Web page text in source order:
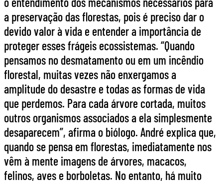
a preservação das florestas, pois é preciso dar o
devido valor à vida e entender a importância de
proteger esses frágeis ecossistemas. “Quando
pensamos no desmatamento ou em um incêndio
florestal, muitas vezes não enxergamos a
amplitude do desastre e todas as formas de vida
que perdemos. Para cada árvore cortada, muitos
outros organismos associados a ela simplesmente
desaparecem”, afirma o biólogo. André explica que,
quando se pensa em florestas, imediatamente nos
vêm à mente imagens de árvores, macacos,
felinos, aves e borboletas. No entanto, há muito